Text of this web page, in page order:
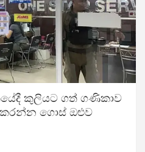
කුලියට ගත් ගණිකාව
කරන්න ගොස් ඔළුව